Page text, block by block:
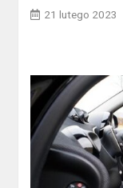
21 lutego 2023